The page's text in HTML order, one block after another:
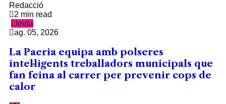
Redacció
2 min read
Lleida
ag. 05, 2026
La Paeria equipa amb polseres
intel·ligents treballadors municipals que
fan feina al carrer per prevenir cops de
calor